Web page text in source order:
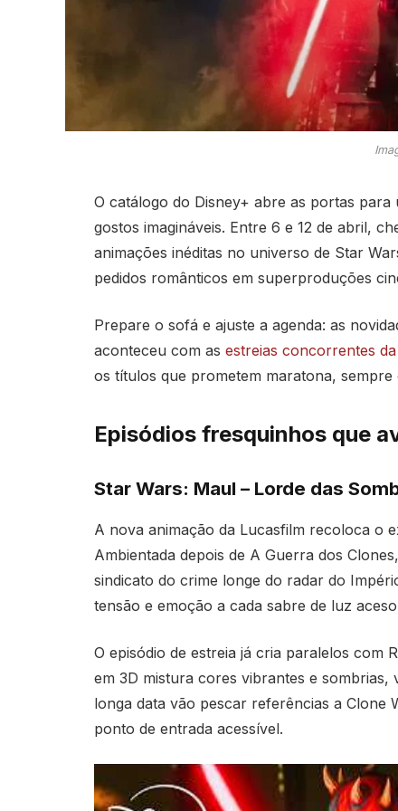
O catálogo do Disney+ abre as portas
gostos imagináveis. Entre 6 e 12 de abril,
animações inéditas no universo de Star
pedidos românticos em superproduções
Prepare o sofá e ajuste a agenda: as
aconteceu com as estreias concorrentes
os títulos que prometem maratona,
Episódios fresquinhos que
Star Wars: Maul – Lorde das
A nova animação da Lucasfilm recoloca o
Ambientada depois de A Guerra dos
sindicato do crime longe do radar do
tensão e emoção a cada sabre de luz
O episódio de estreia já cria paralelos com
em 3D mistura cores vibrantes e sombrias,
longa data vão pescar referências a Clone
ponto de entrada acessível.